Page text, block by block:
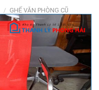
/ GHẾ VĂN PHÒNG CŨ